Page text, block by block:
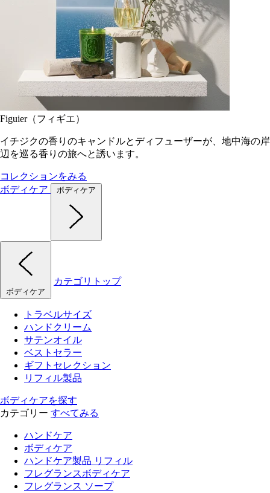
Figuier（フィギエ）
イチジクの香りのキャンドルとディフューザーが、地中海の岸
辺を巡る香りの旅へと誘います。
コレクションをみる
ボディケア
ボディケア
ボディケア
カテゴリトップ
トラベルサイズ
ハンドクリーム
サテンオイル
ベストセラー
ギフトセレクション
リフィル製品
ボディケアを探す
カテゴリー すべてみる
ハンドケア
ボディケア
ハンドケア製品 リフィル
フレグランスボディケア
フレグランス ソープ